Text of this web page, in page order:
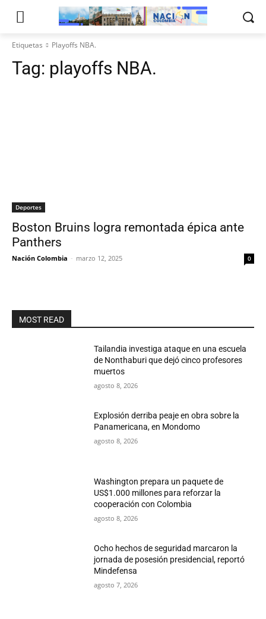
Etiquetas Playoffs NBA.
Tag: playoffs NBA.
Deportes
Boston Bruins logra remontada épica ante
Panthers
Nación Colombia - marzo 12, 2025 0
MOST READ
Tailandia investiga ataque en una escuela
de Nonthaburi que dejó cinco profesores
muertos
agosto 8, 2026
Explosión derriba peaje en obra sobre la
Panamericana, en Mondomo
agosto 8, 2026
Washington prepara un paquete de
US$1.000 millones para reforzar la
cooperación con Colombia
agosto 8, 2026
Ocho hechos de seguridad marcaron la
jornada de posesión presidencial, reportó
Mindefensa
agosto 7, 2026